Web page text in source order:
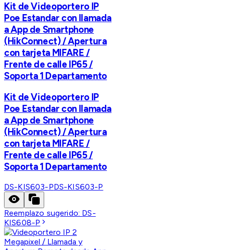
Kit de Videoportero IP
Poe Estandar con llamada
a App de Smartphone
(HikConnect) / Apertura
con tarjeta MIFARE /
Frente de calle IP65 /
Soporta 1 Departamento
Kit de Videoportero IP
Poe Estandar con llamada
a App de Smartphone
(HikConnect) / Apertura
con tarjeta MIFARE /
Frente de calle IP65 /
Soporta 1 Departamento
DS-KIS603-PDS-KIS603-P
Reemplazo sugerido: DS-
KIS608-P